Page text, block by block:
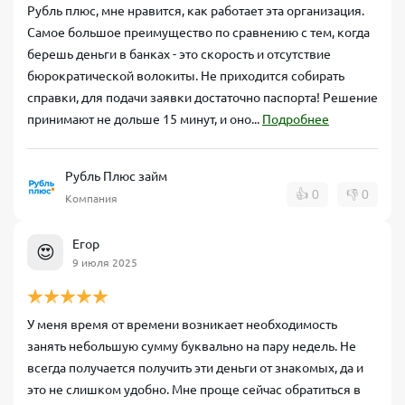
Требования к заемщику
испорченная кредитная история почти гарантированно ведет к
отказу,
МФК «АЭБ Партнер»
отмечают, что кредитная история не является главным критерием
которая анализирует сразу несколько факторов
платежеспособности и благонадежности. Поэтому даже если у вас
Рубль Плюсостается высоким. Статистика одобрений у сервиса –
около 90%, то есть подавляющее большинство заявителей
Рубль плюс, мне нравится, как работает эта организация.
Самое большое преимущество по сравнению с тем, когда
берешь деньги в банках - это скорость и отсутствие
бюрократической волокиты. Не приходится собирать
справки, для подачи заявки достаточно паспорта! Решение
принимают не дольше 15 минут, и оно... Подробнее
Рубль Плюс займ
Компания 👍 0 👎 0
😍 Егор
9 июля 2025
У меня время от времени возникает необходимость
занять небольшую сумму буквально на пару недель. Не
всегда получается получить эти деньги от знакомых, да и
это не слишком удобно. Мне проще сейчас обратиться в